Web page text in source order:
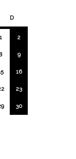
D
1 2
9
16
23
30